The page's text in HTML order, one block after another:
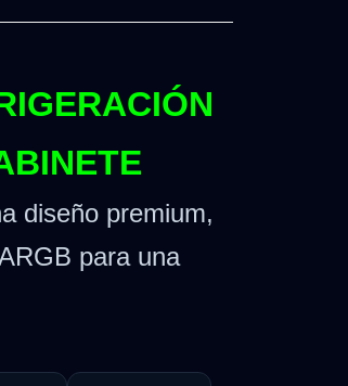
diseño premium,
para una